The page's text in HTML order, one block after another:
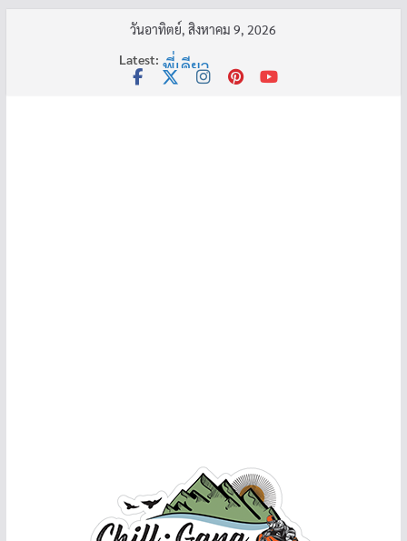
วันอาทิตย์, สิงหาคม 9, 2026
Latest: พี่เดียว